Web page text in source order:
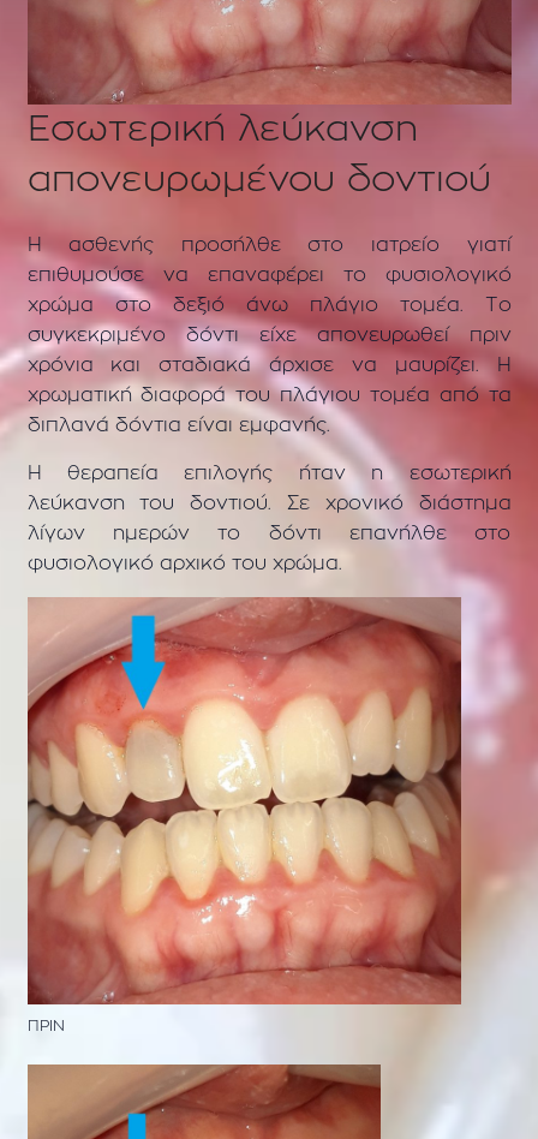
Εσωτερική λεύκανση
απονευρωμένου δοντιού
Η ασθενής προσήλθε στο ιατρείο γιατί
επιθυμούσε να επαναφέρει το φυσιολογικό
χρώμα στο δεξιό άνω πλάγιο τομέα. Το
συγκεκριμένο δόντι είχε απονευρωθεί πριν
χρόνια και σταδιακά άρχισε να μαυρίζει. Η
χρωματική διαφορά του πλάγιου τομέα από τα
διπλανά δόντια είναι εμφανής.
Η θεραπεία επιλογής ήταν η εσωτερική
λεύκανση του δοντιού. Σε χρονικό διάστημα
λίγων ημερών το δόντι επανήλθε στο
φυσιολογικό αρχικό του χρώμα.
ΠΡΙΝ